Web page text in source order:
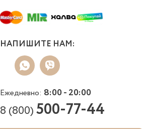
НАПИШИТЕ НАМ:
Ежедневно: 8:00 - 20:00
8 (800)500-77-44